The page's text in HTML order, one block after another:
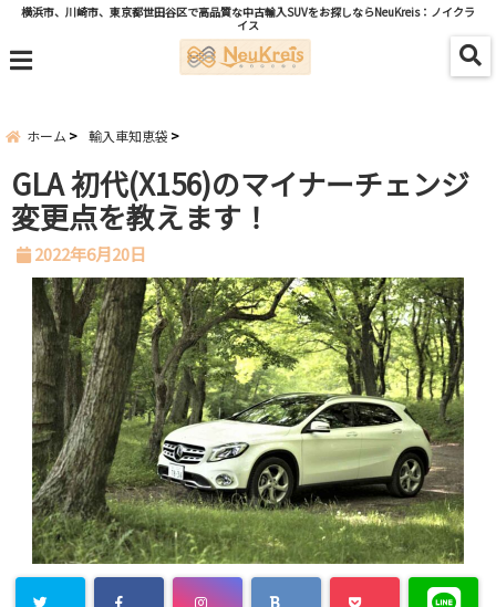
横浜市、川崎市、東京都世田谷区で高品質な中古輸入SUVをお探しならNeuKreis：ノイクラ
イス
menu
ホーム 輸入車知恵袋
GLA 初代(X156)のマイナーチェンジ
変更点を教えます！
2022年6月20日